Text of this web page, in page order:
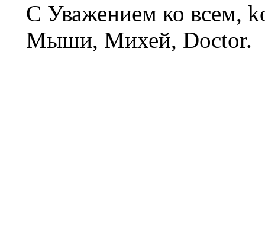
С Уважением ко всем,
Мыши, Михей, Doctor.